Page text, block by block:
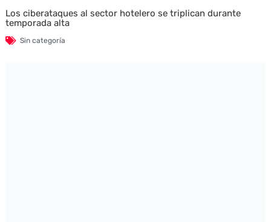
Los ciberataques al sector hotelero se triplican durante
temporada alta
Sin categoría